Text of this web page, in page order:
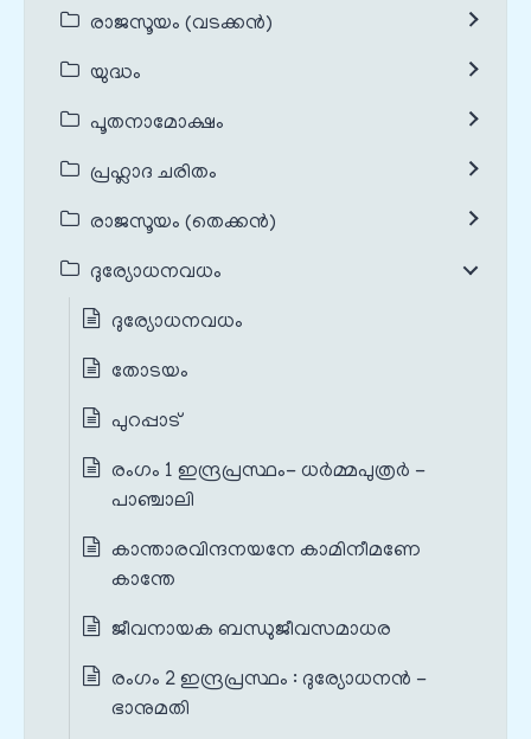
രാജസൂയം (വടക്കൻ)
യുദ്ധം
പൂതനാമോക്ഷം
പ്രഹ്ലാദ ചരിതം
രാജസൂയം (തെക്കൻ)
ദുര്യോധനവധം
ദുര്യോധനവധം
തോടയം
പുറപ്പാട്
രംഗം 1 ഇന്ദ്രപ്രസ്ഥം- ധർമ്മപുത്രർ -
പാഞ്ചാലി
കാന്താരവിന്ദനയനേ കാമിനീമണേ
കാന്തേ
ജീവനായക ബന്ധുജീവസമാധര
രംഗം 2 ഇന്ദ്രപ്രസ്ഥം : ദുര്യോധനൻ -
ഭാനുമതി